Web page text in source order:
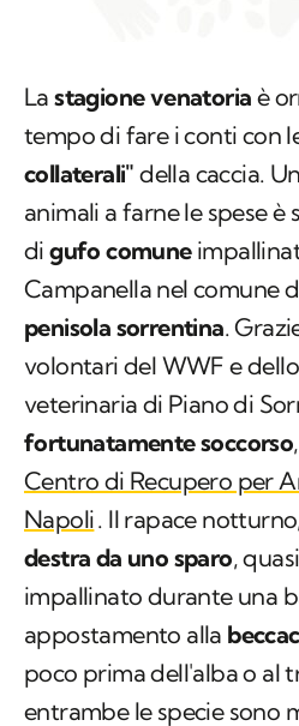
Lastagione venatoria è
tempo di fare i conti con
collaterali" della caccia.
animali a farne le spese è
digufo comune
Campanella nel comune
penisola sorrentina.
volontari del WWF e
veterinaria di Piano di
fortunatamente soccorso
Centro di Recupero per
Napoli. Il rapace
destra da uno sparo,
impallinato durante una
appostamento alla
poco prima dell'alba o al
entrambe le specie sono